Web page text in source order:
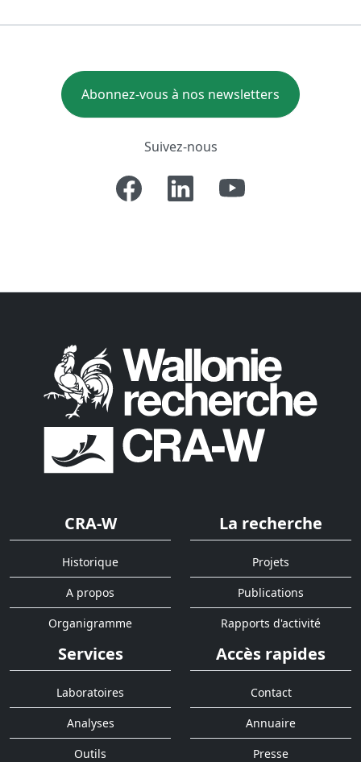
Abonnez-vous à nos newsletters
Suivez-nous
CRA-W
Historique
A propos
Organigramme
La recherche
Projets
Publications
Rapports d'activité
Services
Laboratoires
Analyses
Outils
Accès rapides
Contact
Annuaire
Presse